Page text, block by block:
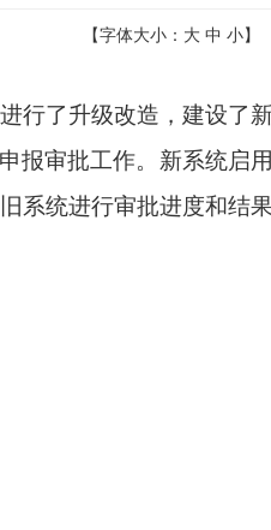
【字体大小： 大 中 小】
行了升级改造，建设了
报审批工作。新系统启
系统进行审批进度和结果